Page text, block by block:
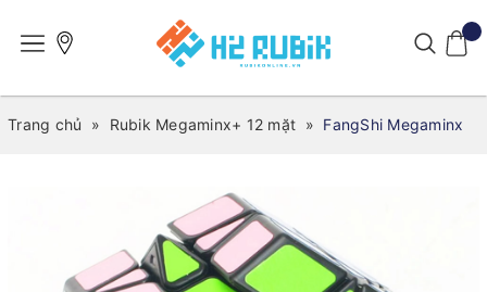
Trang chủ » Rubik Megaminx+ 12 mặt » FangShi Megaminx